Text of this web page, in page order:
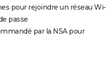
pour rejoindre un réseau Wi-
passe
par la NSA pour